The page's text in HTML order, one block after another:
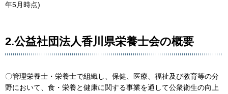
年5月時点)
2.公益社団法人香川県栄養士会の概要
〇管理栄養士・栄養士で組織し、保健、医療、福祉及び教育等の分
野において、食・栄養と健康に関する事業を通して公衆衛生の向上